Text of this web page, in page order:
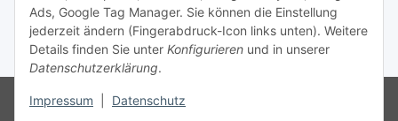
Ads, Google Tag Manager. Sie können die Einstellung
jederzeit ändern (Fingerabdruck-Icon links unten). Weitere
Details finden Sie unter Konfigurieren und in unserer
Datenschutzerklärung.
Impressum Datenschutz
Bestellung wiederrufen
* Alle Preise inkl. gesetzlicher USt., zzgl.Versand
Besucherzähler: 75471619